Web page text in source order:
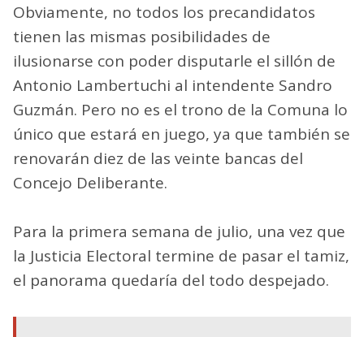
Obviamente, no todos los precandidatos
tienen las mismas posibilidades de
ilusionarse con poder disputarle el sillón de
Antonio Lambertuchi al intendente Sandro
Guzmán. Pero no es el trono de la Comuna lo
único que estará en juego, ya que también se
renovarán diez de las veinte bancas del
Concejo Deliberante.
Para la primera semana de julio, una vez que
la Justicia Electoral termine de pasar el tamiz,
el panorama quedaría del todo despejado.